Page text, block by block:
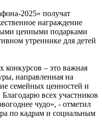
2025» получат
награждение
ценными подарками
утреннике для детей
конкурсов – это важная
направленная на
семейных ценностей и
всех участников
чудо», - отметил
по кадрам и социальным